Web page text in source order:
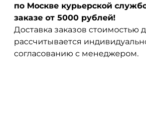
по Москве курьерской
заказе от 5000 рублей!
Доставка заказов стоимостью
рассчитывается
согласованию с менеджером.